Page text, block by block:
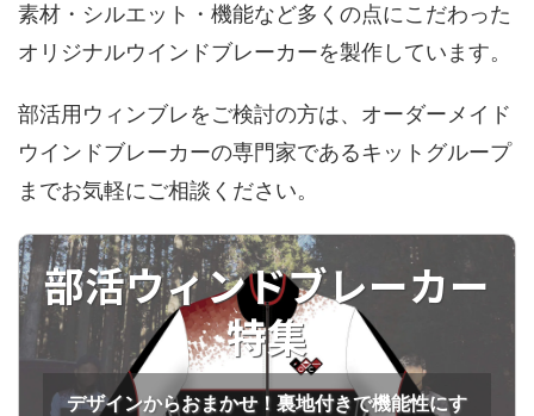
素材・シルエット・機能など多くの点にこだわった
オリジナルウインドブレーカーを製作しています。
部活用ウィンブレをご検討の方は、オーダーメイド
ウインドブレーカーの専門家であるキットグループ
までお気軽にご相談ください。
部活ウィンドブレーカー
特集
デザインからおまかせ！裏地付きで機能性にす